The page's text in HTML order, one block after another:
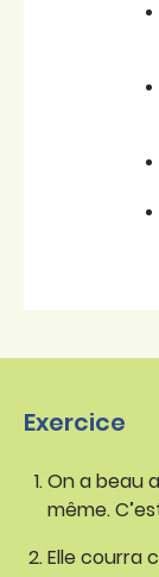
Exercice
On a beau
même.
Elle courra